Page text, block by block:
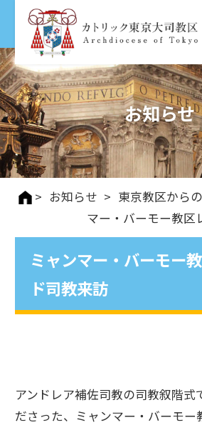
お知らせ
> お知らせ > 東京教区から
マー・バーモー教区
ミャンマー・バーモー
ド司教来訪
アンドレア補佐司教の司教叙階式
ださった、ミャンマー・バーモー